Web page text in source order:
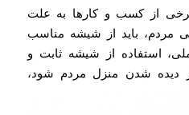
از کسب و کارها به علت
مردم، باید از شیشه مناسب
استفاده از شیشه ثابت و
دیده شدن منزل مردم شود،